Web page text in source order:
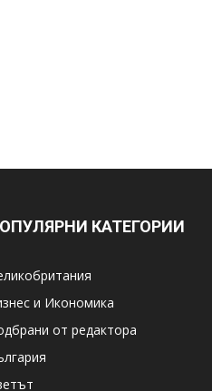
КАТЕГОРИИ
и Икономика
от редактора